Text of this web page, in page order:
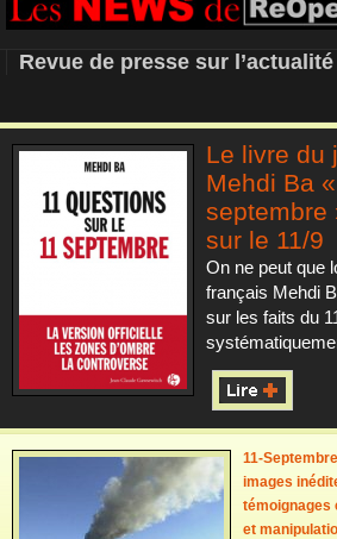
REOPEN911 –
Revue de presse sur
Le livre du
Mehdi Ba
septembre
sur le 11/9
On ne peut que
français Mehdi
sur les faits du
11-
images
témoignages
et